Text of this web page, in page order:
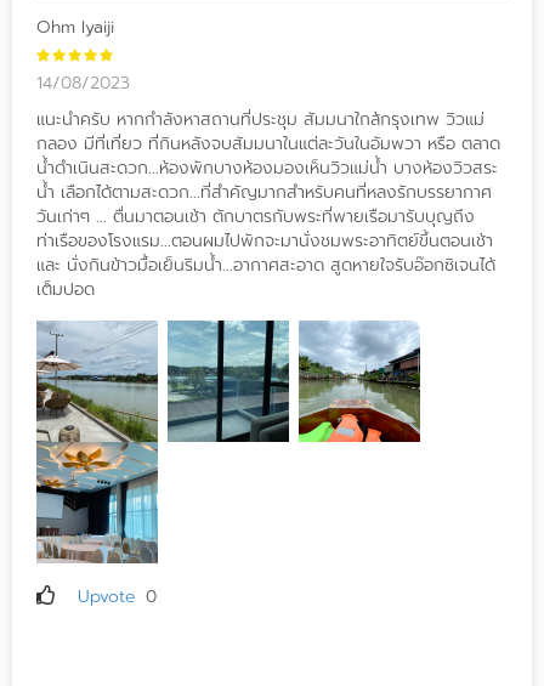
Ohm Iyaiji
14/08/2023
แนะนำครับ หากกำลังหาสถานที่ประชุม สัมมนาใกล้กรุงเทพ วิวแม่
กลอง มีที่เที่ยว ที่กินหลังจบสัมมนาในแต่ละวันในอัมพวา หรือ ตลาด
น้ำดำเนินสะดวก...ห้องพักบางห้องมองเห็นวิวแม่น้ำ บางห้องวิวสระ
น้ำ เลือกได้ตามสะดวก...ที่สำคัญมากสำหรับคนที่หลงรักบรรยากาศ
วันเก่าๆ ... ตื่นมาตอนเช้า ตักบาตรกับพระที่พายเรือมารับบุญถึง
ท่าเรือของโรงแรม...ตอนผมไปพักจะมานั่งชมพระอาทิตย์ขึ้นตอนเช้า
และ นั่งกินข้าวมื้อเย็นริมน้ำ...อากาศสะอาด สูดหายใจรับอ๊อกซิเจนได้
เต็มปอด
Upvote 0